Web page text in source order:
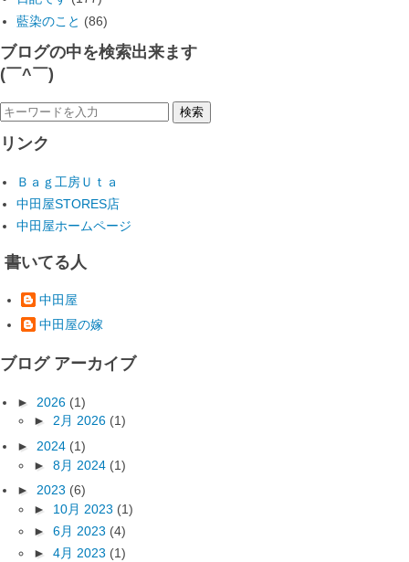
藍染のこと (86)
ブログの中を検索出来ます
(￣^￣)ゞ
リンク
Ｂａｇ工房Ｕｔａ
中田屋STORES店
中田屋ホームページ
書いてる人
中田屋
中田屋の嫁
ブログ アーカイブ
► 2026 (1)
► 2月 2026 (1)
► 2024 (1)
► 8月 2024 (1)
► 2023 (6)
► 10月 2023 (1)
► 6月 2023 (4)
► 4月 2023 (1)